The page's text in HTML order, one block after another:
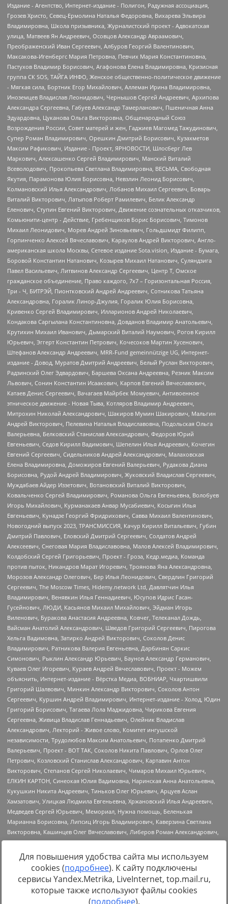
https://minjust.gov.ru/uploaded/files/reestr-
inostrannyih-agentov-22-03-2024.pdfданные на22.03.2024
Для повышения удобства сайта мы используем
cookies (подробнее). К сайту подключены
сервисы Yandex.Metrika, LiveInternet, top.mail.ru,
которые также используют файлы cookies
(подробнее).